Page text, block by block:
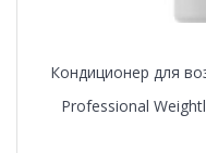
Кондиционер для
Professional